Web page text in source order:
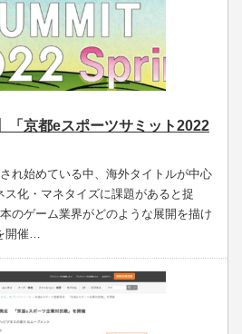
「京都eスポーツサミット2022
れ始めている中、海外タイトルが中心
ス化・マネタイズに課題があると捉
のゲーム業界がどのような展開を描け
開催…